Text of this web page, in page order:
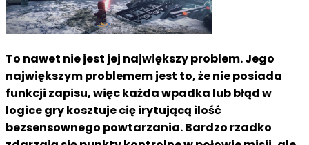
To nawet nie jest jej największy problem. Jego
największym problemem jest to, że nie posiada
funkcji zapisu, więc każda wpadka lub błąd w
logice gry kosztuje cię irytującą ilość
bezsensownego powtarzania. Bardzo rzadko